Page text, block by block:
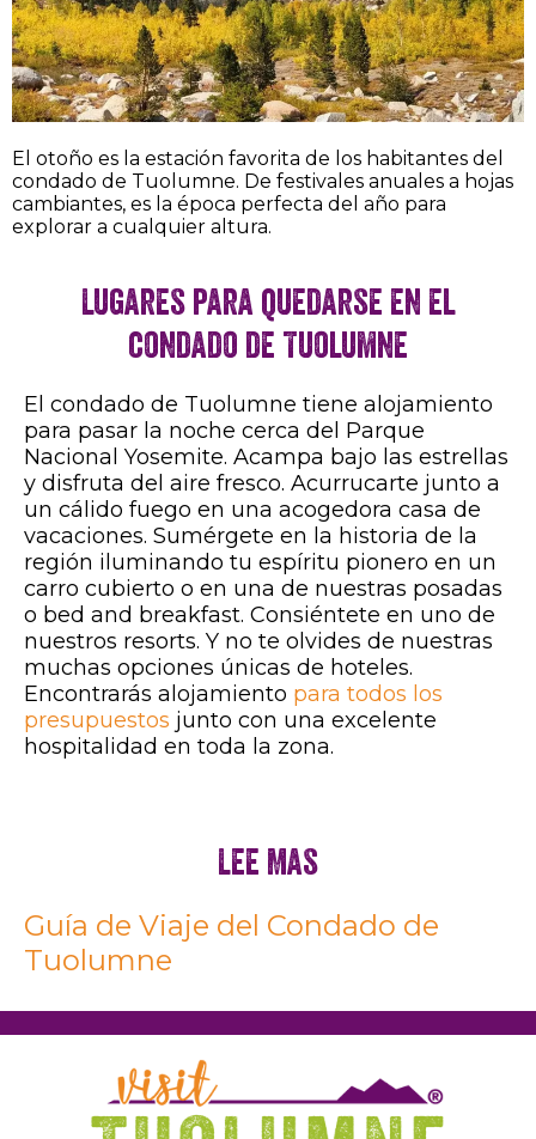
El otoño es la estación favorita de los habitantes del
condado de Tuolumne. De festivales anuales a hojas
cambiantes, es la época perfecta del año para
explorar a cualquier altura.
Lugares para quedarse en el
condado de Tuolumne
El condado de Tuolumne tiene alojamiento
para pasar la noche cerca del Parque
Nacional Yosemite. Acampa bajo las estrellas
y disfruta del aire fresco. Acurrucarte junto a
un cálido fuego en una acogedora casa de
vacaciones. Sumérgete en la historia de la
región iluminando tu espíritu pionero en un
carro cubierto o en una de nuestras posadas
o bed and breakfast. Consiéntete en uno de
nuestros resorts. Y no te olvides de nuestras
muchas opciones únicas de hoteles.
Encontrarás alojamiento para todos los
presupuestos junto con una excelente
hospitalidad en toda la zona.
Lee Mas
Guía de Viaje del Condado de
Tuolumne